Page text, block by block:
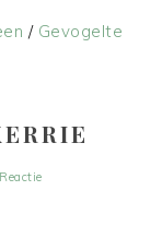
/ Gevogelte